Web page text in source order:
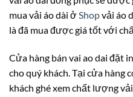
mua vải áo dài ở Shopvải áo
là đã mua được giá tốt với
Cửa hàng bán vai ao dai đặt
cho quý khách. Tại cửa hàng
khách ghé xem chất lượng